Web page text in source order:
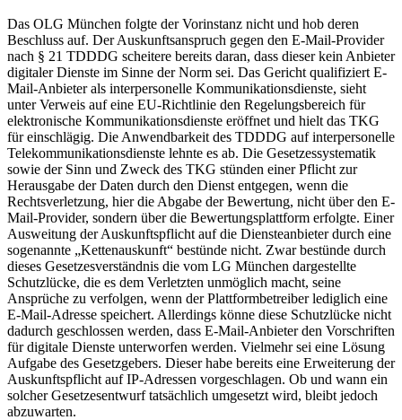
Das OLG München folgte der Vorinstanz nicht und hob deren
Beschluss auf. Der Auskunftsanspruch gegen den E-Mail-Provider
nach § 21 TDDDG scheitere bereits daran, dass dieser kein Anbieter
digitaler Dienste im Sinne der Norm sei. Das Gericht qualifiziert E-
Mail-Anbieter als interpersonelle Kommunikationsdienste, sieht
unter Verweis auf eine EU-Richtlinie den Regelungsbereich für
elektronische Kommunikationsdienste eröffnet und hielt das TKG
für einschlägig. Die Anwendbarkeit des TDDDG auf interpersonelle
Telekommunikationsdienste lehnte es ab. Die Gesetzessystematik
sowie der Sinn und Zweck des TKG stünden einer Pflicht zur
Herausgabe der Daten durch den Dienst entgegen, wenn die
Rechtsverletzung, hier die Abgabe der Bewertung, nicht über den E-
Mail-Provider, sondern über die Bewertungsplattform erfolgte. Einer
Ausweitung der Auskunftspflicht auf die Diensteanbieter durch eine
sogenannte „Kettenauskunft“ bestünde nicht. Zwar bestünde durch
dieses Gesetzesverständnis die vom LG München dargestellte
Schutzlücke, die es dem Verletzten unmöglich macht, seine
Ansprüche zu verfolgen, wenn der Plattformbetreiber lediglich eine
E-Mail-Adresse speichert. Allerdings könne diese Schutzlücke nicht
dadurch geschlossen werden, dass E-Mail-Anbieter den Vorschriften
für digitale Dienste unterworfen werden. Vielmehr sei eine Lösung
Aufgabe des Gesetzgebers. Dieser habe bereits eine Erweiterung der
Auskunftspflicht auf IP-Adressen vorgeschlagen. Ob und wann ein
solcher Gesetzesentwurf tatsächlich umgesetzt wird, bleibt jedoch
abzuwarten.